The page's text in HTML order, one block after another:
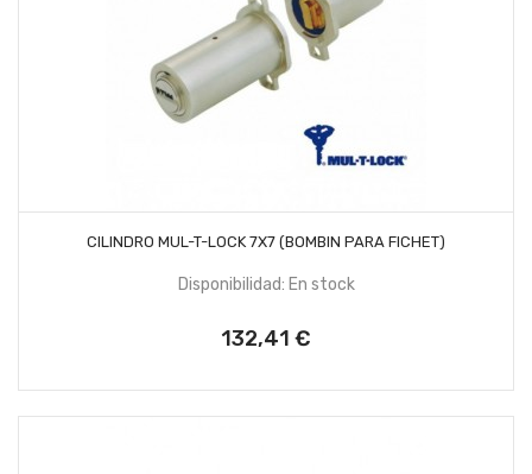
AÑADIR AL CARRITO
CILINDRO MUL-T-LOCK 7X7 (BOMBIN PARA FICHET)
Disponibilidad: En stock
Precio
132,41 €